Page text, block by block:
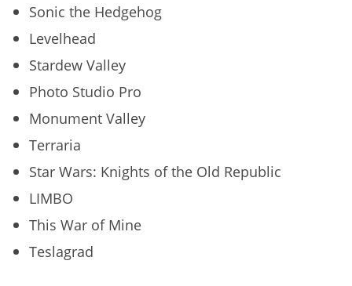
Sonic the Hedgehog
Levelhead
Stardew Valley
Photo Studio Pro
Monument Valley
Terraria
Star Wars: Knights of the Old Republic
LIMBO
This War of Mine
Teslagrad